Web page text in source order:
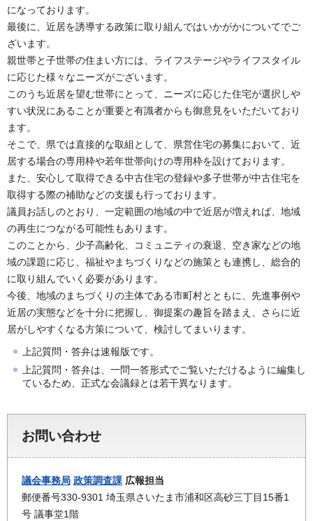
になっております。
最後に、近居を誘導する政策に取り組んではいかがかについてでご
ざいます。
親世帯と子世帯の住まい方には、ライフステージやライフスタイル
に応じた様々なニーズがございます。
このうち近居を望む世帯にとって、ニーズに応じた住宅が選択しや
すい状況にあることが重要と有識者からも御意見をいただいており
ます。
そこで、県では直接的な取組として、県営住宅の募集において、近
居する場合の専用枠や若年世帯向けの専用枠を設けております。
また、安心して取得できる中古住宅の登録や多子世帯が中古住宅を
取得する際の補助などの支援も行っております。
議員お話しのとおり、一定範囲の地域の中で近居が増えれば、地域
の再生につながる可能性もあります。
このことから、少子高齢化、コミュニティの衰退、空き家などの地
域の課題に応じ、福祉やまちづくりなどの施策とも連携し、総合的
に取り組んでいく必要があります。
今後、地域のまちづくりの主体である市町村とともに、先進事例や
近居の実態などを十分に把握し、御提案の趣旨を踏まえ、さらに近
居がしやすくなる方策について、検討してまいります。
上記質問・答弁は速報版です。
上記質問・答弁は、一問一答形式でご覧いただけるように編集し
ているため、正式な会議録とは若干異なります。
お問い合わせ
議会事務局 政策調査課 広報担当
郵便番号330-9301 埼玉県さいたま市浦和区高砂三丁目15番1
号 議事堂1階